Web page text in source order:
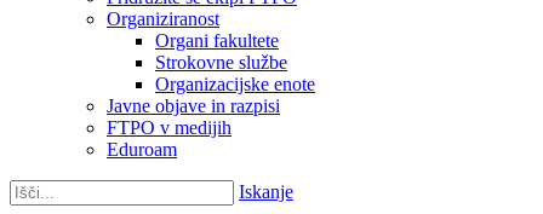
Organiziranost
Organi fakultete
Strokovne službe
Organizacijske enote
Javne objave in razpisi
FTPO v medijih
Eduroam
Iskanje